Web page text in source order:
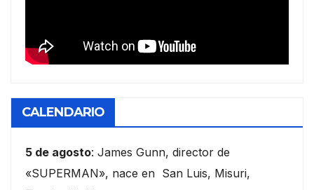
CALENDARIO
5 de agosto: James Gunn, director de
«SUPERMAN», nace en San Luis, Misuri,